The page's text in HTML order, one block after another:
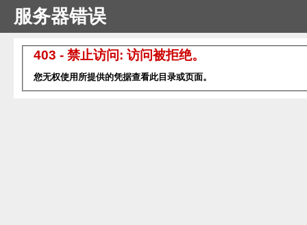
服务器错误
403 - 禁止访问: 访问被拒绝。
您无权使用所提供的凭据查看此目录或页面。